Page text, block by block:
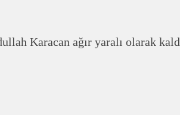
Karacan ağır yaralı olarak